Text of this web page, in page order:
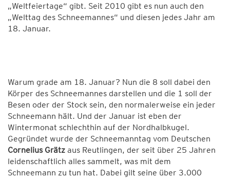
„Weltfeiertage“ gibt. Seit 2010 gibt es nun auch den
„Welttag des Schneemannes“ und diesen jedes Jahr am
18. Januar.
Warum grade am 18. Januar? Nun die 8 soll dabei den
Körper des Schneemannes darstellen und die 1 soll der
Besen oder der Stock sein, den normalerweise ein jeder
Schneemann hält. Und der Januar ist eben der
Wintermonat schlechthin auf der Nordhalbkugel.
Gegründet wurde der Schneemanntag vom Deutschen
Cornelius Grätz aus Reutlingen, der seit über 25 Jahren
leidenschaftlich alles sammelt, was mit dem
Schneemann zu tun hat. Dabei gilt seine über 3.000